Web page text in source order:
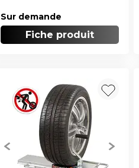
Sur demande
Fiche produit